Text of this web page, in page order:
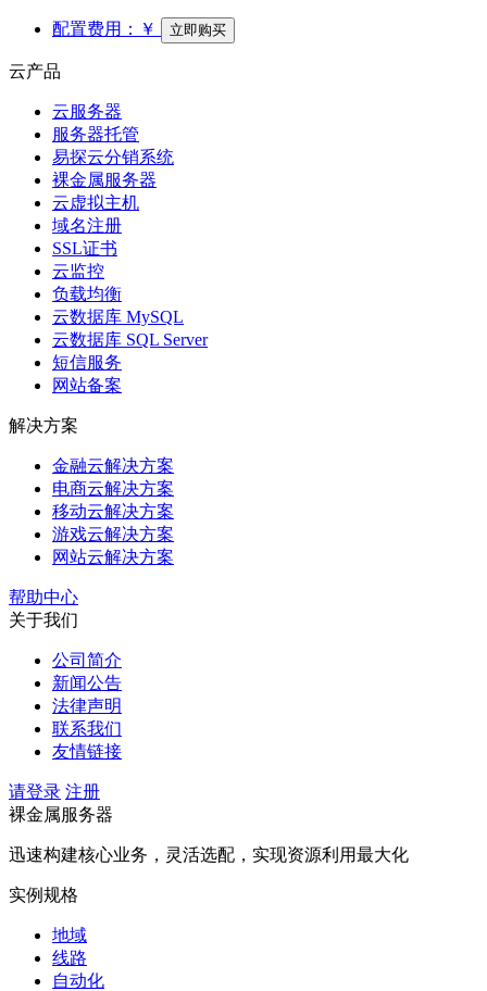
配置费用： ￥ 立即购买
云产品
云服务器
服务器托管
易探云分销系统
裸金属服务器
云虚拟主机
域名注册
SSL证书
云监控
负载均衡
云数据库 MySQL
云数据库 SQL Server
短信服务
网站备案
解决方案
金融云解决方案
电商云解决方案
移动云解决方案
游戏云解决方案
网站云解决方案
帮助中心
关于我们
公司简介
新闻公告
法律声明
联系我们
友情链接
请登录 注册
裸金属服务器
迅速构建核心业务，灵活选配，实现资源利用最大化
实例规格
地域
线路
自动化